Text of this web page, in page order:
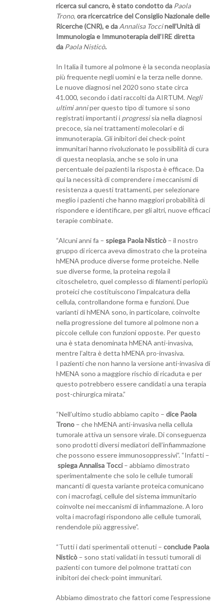
ricerca sul cancro, è stato condottoda Paola
Trono, ora ricercatrice del Consiglio Nazionale delle
Ricerche (CNR), e da Annalisa Toccinell’Unità di
Immunologia e Immunoterapia dell’IRE diretta
da Paola Nisticò.
In Italia il tumore al polmone è la seconda neoplasia
più frequente negli uomini e la terza nelle donne.
Le nuove diagnosi nel 2020 sono state circa
41.000, secondo i dati raccolti da AIRTUM. Negli
ultimi anniper questo tipo di tumore si sono
registrati importanti i progressisia nella diagnosi
precoce, sia nei trattamenti molecolari e di
immunoterapia. Gli inibitori dei check-point
immunitari hanno rivoluzionato le possibilità di cura
di questa neoplasia, anche se solo in una
percentuale dei pazienti la risposta è efficace. Da
qui la necessità di comprendere i meccanismi di
resistenza a questi trattamenti, per selezionare
meglio i pazienti che hanno maggiori probabilità di
rispondere e identificare, per gli altri, nuove efficaci
terapie combinate.
“Alcuni anni fa – spiega Paola Nisticò – il nostro
gruppo di ricerca aveva dimostrato che la proteina
hMENA produce diverse forme proteiche. Nelle
sue diverse forme, la proteina regola il
citoscheletro, quel complesso di filamenti perlopiù
proteici che costituiscono l’impalcatura della
cellula, controllandone forma e funzioni. Due
varianti di hMENA sono, in particolare, coinvolte
nella progressione del tumore al polmone non a
piccole cellule con funzioni opposte. Per questo
una è stata denominata hMENA anti-invasiva,
mentre l’altra è detta hMENA pro-invasiva.
I pazienti che non hanno la versione anti-invasiva di
hMENA sono a maggiore rischio di ricaduta e per
questo potrebbero essere candidati a una terapia
post-chirurgica mirata.”
“Nell’ultimo studio abbiamo capito – dice Paola
Trono – che hMENA anti-invasiva nella cellula
tumorale attiva un sensore virale. Di conseguenza
sono prodotti diversi mediatori dell’infiammazione
che possono essere immunosoppressivi”. “Infatti –
spiega Annalisa Tocci– abbiamo dimostrato
sperimentalmente che solo le cellule tumorali
mancanti di questa variante proteicacomunicano
con i macrofagi, cellule del sistema immunitario
coinvolte nei meccanismi di infiammazione. A loro
volta i macrofagi rispondono alle cellule tumorali,
rendendole più aggressive”.
“Tutti i dati sperimentali ottenuti – conclude Paola
Nisticò – sono stati validati in tessuti tumorali di
pazienti con tumore del polmone trattati con
inibitori dei check-point immunitari.
Abbiamo dimostrato che fattori come l’espressione